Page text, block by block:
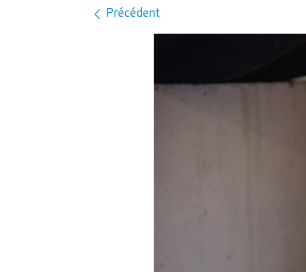
Navigation des images
Précédent